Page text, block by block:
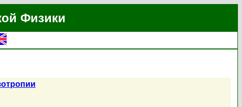
Физики